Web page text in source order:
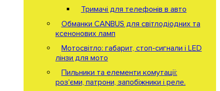
Тримачі для телефонів в авто
Обманки CANBUS для світлодіодних та
ксенонових ламп
Мотосвітло: габарит, стоп-сигнали і LED
лінзи для мото
Пильники та елементи комутації:
роз'єми, патрони, запобіжники і реле.